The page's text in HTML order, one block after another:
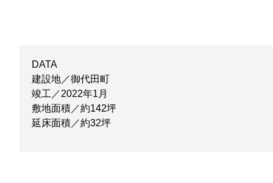
DATA
建設地／御代田町
竣工／2022年1月
敷地面積／約142坪
延床面積／約32坪